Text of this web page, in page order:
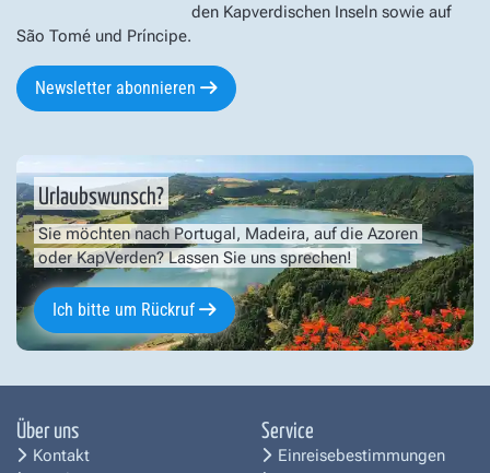
den Kapverdischen Inseln sowie auf
São Tomé und Príncipe.
Newsletter abonnieren
Urlaubswunsch?
Sie möchten nach Portugal, Madeira, auf die Azoren
oder KapVerden? Lassen Sie uns sprechen!
Ich bitte um Rückruf
Über uns
Kontakt
Service
Einreisebestimmungen